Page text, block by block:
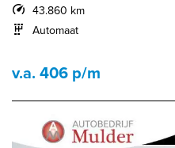
43.860 km
Automaat
v.a. 406 p/m